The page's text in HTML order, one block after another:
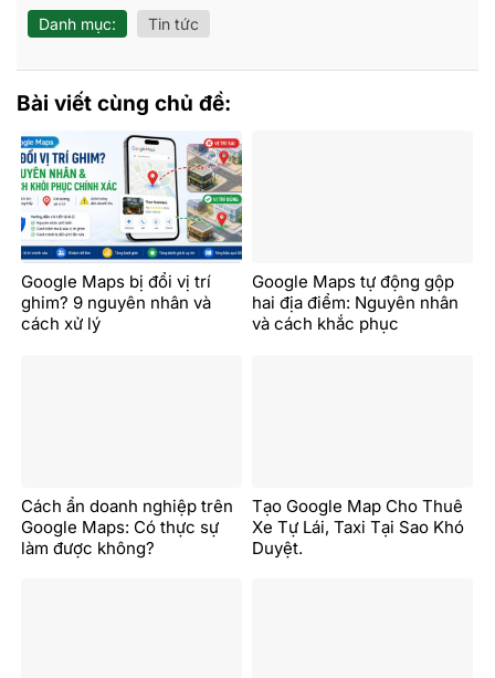
Danh mục: Tin tức
Bài viết cùng chủ đề:
Google Maps bị đổi vị trí
ghim? 9 nguyên nhân và
cách xử lý
Google Maps tự động gộp
hai địa điểm: Nguyên nhân
và cách khắc phục
Cách ẩn doanh nghiệp trên
Google Maps: Có thực sự
làm được không?
Tạo Google Map Cho Thuê
Xe Tự Lái, Taxi Tại Sao Khó
Duyệt.